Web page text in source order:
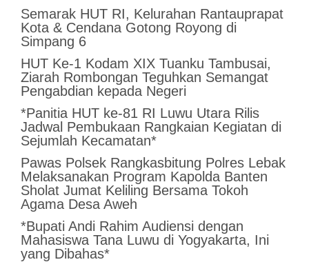
Semarak HUT RI, Kelurahan Rantauprapat
Kota & Cendana Gotong Royong di
Simpang 6
HUT Ke-1 Kodam XIX Tuanku Tambusai,
Ziarah Rombongan Teguhkan Semangat
Pengabdian kepada Negeri
*Panitia HUT ke-81 RI Luwu Utara Rilis
Jadwal Pembukaan Rangkaian Kegiatan di
Sejumlah Kecamatan*
Pawas Polsek Rangkasbitung Polres Lebak
Melaksanakan Program Kapolda Banten
Sholat Jumat Keliling Bersama Tokoh
Agama Desa Aweh
*Bupati Andi Rahim Audiensi dengan
Mahasiswa Tana Luwu di Yogyakarta, Ini
yang Dibahas*